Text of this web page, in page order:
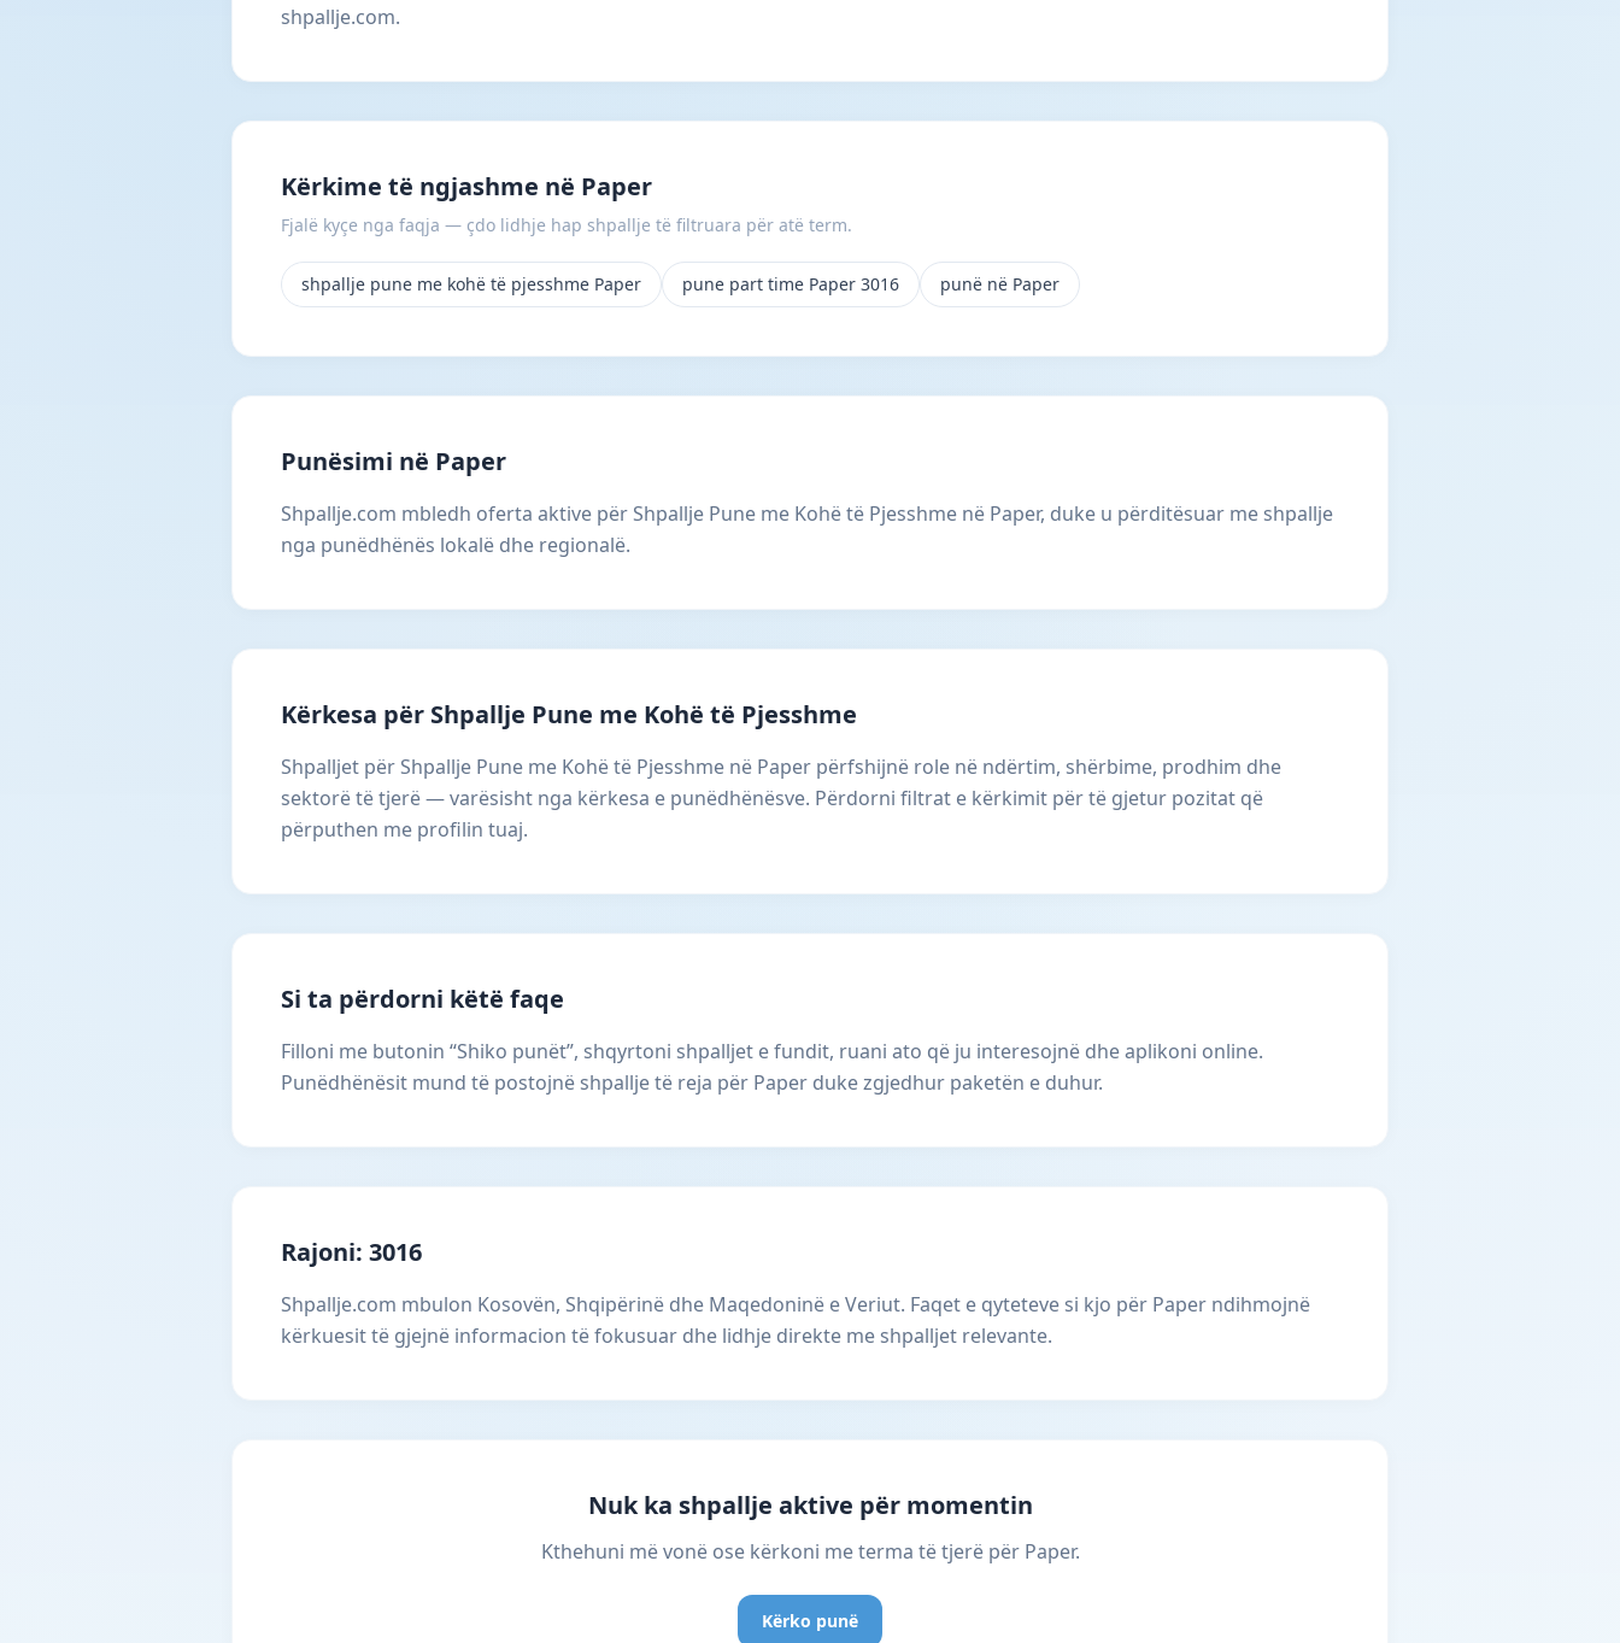
shpallje.com.
Kërkime të ngjashme në Paper
Fjalë kyçe nga faqja — çdo lidhje hap shpallje të filtruara për atë term.
shpallje pune me kohë të pjesshme Paper pune part time Paper 3016 punë në Paper
Punësimi në Paper
Shpallje.com mbledh oferta aktive për Shpallje Pune me Kohë të Pjesshme në Paper, duke u përditësuar me shpallje
nga punëdhënës lokalë dhe regionalë.
Kërkesa për Shpallje Pune me Kohë të Pjesshme
Shpalljet për Shpallje Pune me Kohë të Pjesshme në Paper përfshijnë role në ndërtim, shërbime, prodhim dhe
sektorë të tjerë — varësisht nga kërkesa e punëdhënësve. Përdorni filtrat e kërkimit për të gjetur pozitat që
përputhen me profilin tuaj.
Si ta përdorni këtë faqe
Filloni me butonin “Shiko punët”, shqyrtoni shpalljet e fundit, ruani ato që ju interesojnë dhe aplikoni online.
Punëdhënësit mund të postojnë shpallje të reja për Paper duke zgjedhur paketën e duhur.
Rajoni: 3016
Shpallje.com mbulon Kosovën, Shqipërinë dhe Maqedoninë e Veriut. Faqet e qyteteve si kjo për Paper ndihmojnë
kërkuesit të gjejnë informacion të fokusuar dhe lidhje direkte me shpalljet relevante.
Nuk ka shpallje aktive për momentin
Kthehuni më vonë ose kërkoni me terma të tjerë për Paper.
Kërko punë